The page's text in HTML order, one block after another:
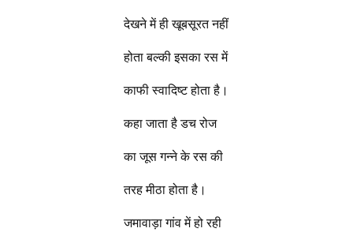
देखने में ही खूबसूरत नहीं
होता बल्की इसका रस में
काफी स्वादिष्ट होता है।
कहा जाता है डच रोज
का जूस गन्ने के रस की
तरह मीठा होता है।
जमावाड़ा गांव में हो रही